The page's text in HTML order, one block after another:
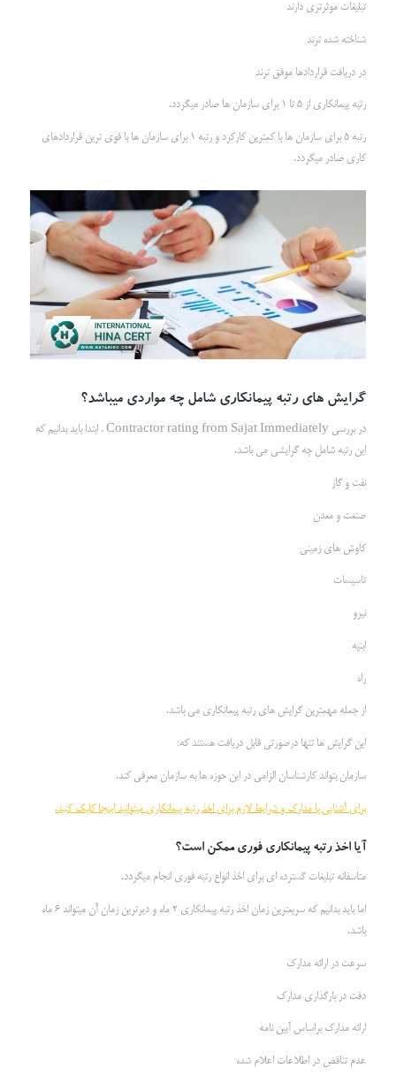
تبلیغات موثرتری دارند
شناخته شده ترند
در دریافت قراردادها موفق ترند
رتبه پیمانکاری از 5 تا 1 برای سازمان ها صادر میگردد.
رتبه 5 برای سازمان ها با کمترین کارکرد و رتبه 1 برای سازمان ها با قوی ترین قراردادهای
کاری صادر میگردد.
گرایش های رتبه پیمانکاری شامل چه مواردی میباشد؟
در بررسی Contractor rating from Sajat Immediately ، ابتدا باید بدانیم که
این رتبه شامل چه گرایشی می باشد.
نفت و گاز
صنعت و معدن
کاوش های زمینی
تاسیسات
نیرو
ابنیه
راه
از جمله مهمترین گرایش های رتبه پیمانکاری می باشد.
این گرایش ها تنها درصورتی قابل دریافت هستند که:
سازمان بتواند کارشناسان الزامی در این حوزه ها به سازمان معرفی کند.
برای آشنایی با مدارک و شرایط لازم برای اخذ رتبه پیمانکاری میتوانید اینجا کلیک کنید.
آیا اخذ رتبه پیمانکاری فوری ممکن است؟
متاسفانه تبلیغات گسترده ای برای اخذ انواع رتبه فوری انجام میگردد.
اما باید بدانیم که سریعترین زمان اخذ رتبه پیمانکاری 2 ماه و دیرترین زمان آن میتواند 6 ماه
باشد.
سرعت در ارائه مدارک
دقت در بارگذاری مدارک
ارائه مدارک براساس آیین نامه
عدم تناقض در اطلاعات اعلام شده